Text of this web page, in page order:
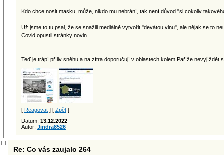
Kdo chce nosit masku, může, nikdo mu nebrání, tak není důvod "si cokoliv
Už jsme to tu psal, že se snažili mediálně vytvořit "devátou vlnu", ale nějak se to
Covid opustil stránky novin....
Teď je trápí příliv sněhu a na zítra doporučují v oblastech kolem Paříže nevyjíždět
[ Reagovat ] [ Zpět ]
Datum: 13.12.2022
Autor: Jindra8526
Re: Co vás zaujalo 264